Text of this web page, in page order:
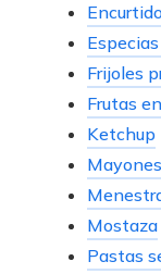
Frijoles
Frutas
Ketchup
Mostaza
Pastas